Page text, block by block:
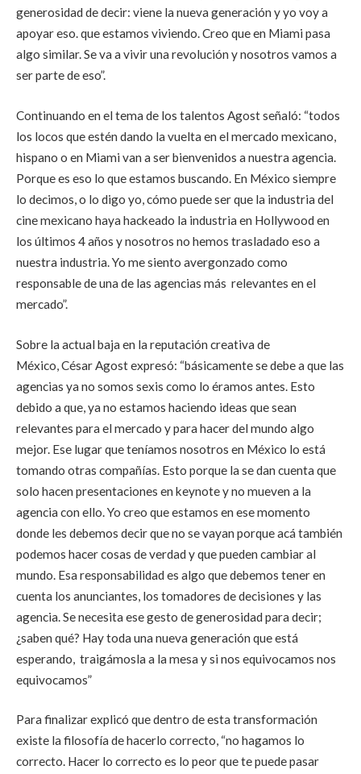
generosidad de decir: viene la nueva generación y yo voy a
apoyar eso. que estamos viviendo. Creo que en Miami pasa
algo similar. Se va a vivir una revolución y nosotros vamos a
ser parte de eso”.
Continuando en el tema de los talentos Agost señaló: “todos
los locos que estén dando la vuelta en el mercado mexicano,
hispano o en Miami van a ser bienvenidos a nuestra agencia.
Porque es eso lo que estamos buscando. En México siempre
lo decimos, o lo digo yo, cómo puede ser que la industria del
cine mexicano haya hackeado la industria en Hollywood en
los últimos 4 años y nosotros no hemos trasladado eso a
nuestra industria. Yo me siento avergonzado como
responsable de una de las agencias más relevantes en el
mercado”.
Sobre la actual baja en la reputación creativa de
México, César Agost expresó: “básicamente se debe a que las
agencias ya no somos sexis como lo éramos antes. Esto
debido a que, ya no estamos haciendo ideas que sean
relevantes para el mercado y para hacer del mundo algo
mejor. Ese lugar que teníamos nosotros en México lo está
tomando otras compañías. Esto porque la se dan cuenta que
solo hacen presentaciones en keynote y no mueven a la
agencia con ello. Yo creo que estamos en ese momento
donde les debemos decir que no se vayan porque acá también
podemos hacer cosas de verdad y que pueden cambiar al
mundo. Esa responsabilidad es algo que debemos tener en
cuenta los anunciantes, los tomadores de decisiones y las
agencia. Se necesita ese gesto de generosidad para decir;
¿saben qué? Hay toda una nueva generación que está
esperando, traigámosla a la mesa y si nos equivocamos nos
equivocamos”
Para finalizar explicó que dentro de esta transformación
existe la filosofía de hacerlo correcto, “no hagamos lo
correcto. Hacer lo correcto es lo peor que te puede pasar